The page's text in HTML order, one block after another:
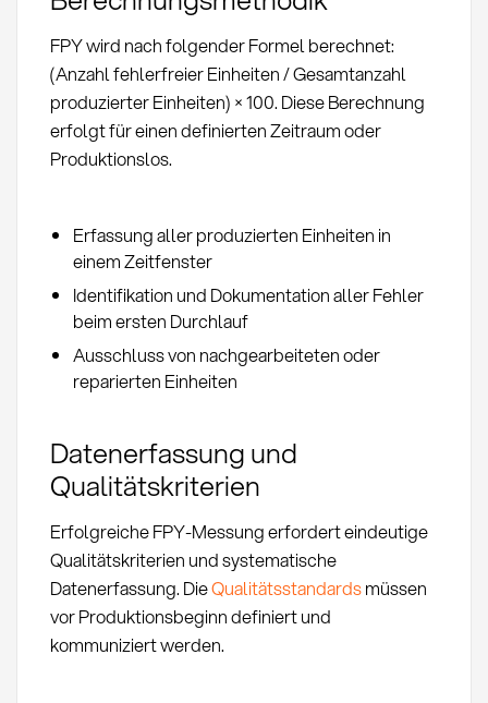
FPY wird nach folgender Formel berechnet:
(Anzahl fehlerfreier Einheiten / Gesamtanzahl
produzierter Einheiten) × 100. Diese Berechnung
erfolgt für einen definierten Zeitraum oder
Produktionslos.
Erfassung aller produzierten Einheiten in
einem Zeitfenster
Identifikation und Dokumentation aller Fehler
beim ersten Durchlauf
Ausschluss von nachgearbeiteten oder
reparierten Einheiten
Datenerfassung und
Qualitätskriterien
Erfolgreiche FPY-Messung erfordert eindeutige
Qualitätskriterien und systematische
Datenerfassung. DieQualitätsstandardsmüssen
vor Produktionsbeginn definiert und
kommuniziert werden.